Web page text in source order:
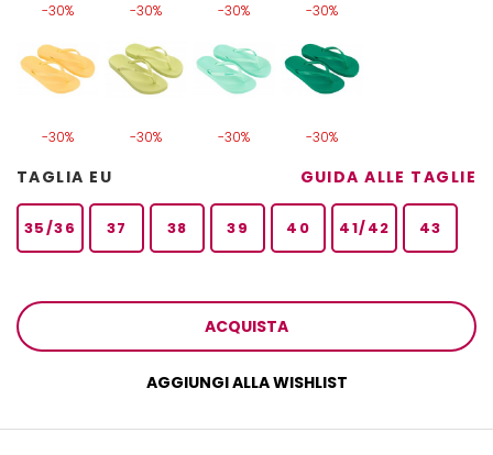
-30% -30% -30% -30%
-30% -30% -30% -30%
TAGLIA EU GUIDA ALLE TAGLIE
35/36 37 38 39 40 41/42 43
ACQUISTA
AGGIUNGI ALLA WISHLIST